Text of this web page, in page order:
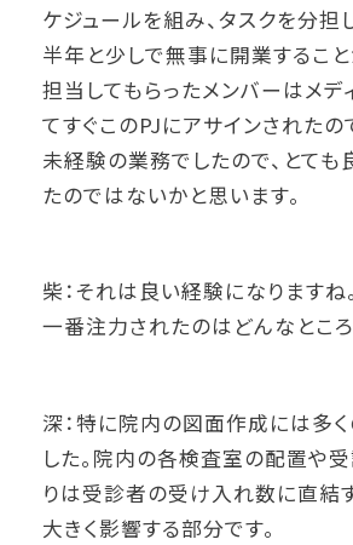
ケジュールを組み、タスクを分担
半年と少しで無事に開業すること
担当してもらったメンバーはメデ
てすぐこのPJにアサインされたの
未経験の業務でしたので、とても
たのではないかと思います。
柴：それは良い経験になりますね
一番注力されたのはどんなところ
深：特に院内の図面作成には多
した。院内の各検査室の配置や
りは受診者の受け入れ数に直結
大きく影響する部分です。